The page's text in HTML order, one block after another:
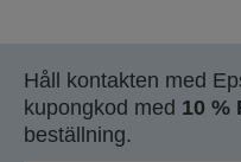
Håll kontakten med
kupongkod med 10 %
beställning.